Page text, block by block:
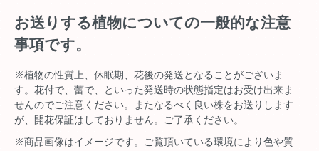
お送りする植物についての一般的な注意
事項です。
※植物の性質上、休眠期、花後の発送となることがございま
す。花付で、蕾で、といった発送時の状態指定はお受け出来ま
せんのでご注意ください。またなるべく良い株をお送りします
が、開花保証はしておりません。ご了承ください。
※商品画像はイメージです。ご覧頂いている環境により色や質